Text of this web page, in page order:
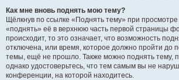
Как мне вновь поднять мою тему?
Щёлкнув по ссылке «Поднять тему» при
«поднять» её в верхнюю часть первой страницы
происходит, то это означает, что возможность
отключена, или время, которое должно пройти до
темы, ещё не прошло. Также можно поднять тему,
однако удостоверьтесь, что тем самым вы не
конференции, на которой находитесь.